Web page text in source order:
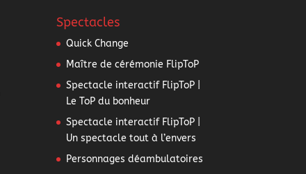
Spectacles
Quick Change
Maître de cérémonie FlipToP
Spectacle interactif FlipToP |
Le ToP du bonheur
Spectacle interactif FlipToP |
Un spectacle tout à l’envers
Personnages déambulatoires